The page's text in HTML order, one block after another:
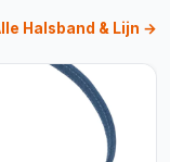
Halsband & Lijn →